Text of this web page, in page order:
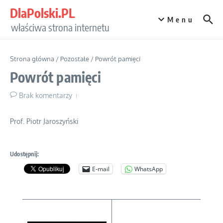
DlaPolski.PL
właściwa strona internetu
Menu
Strona główna / Pozostałe / Powrót pamięci
Powrót pamięci
Brak komentarzy
Prof. Piotr Jaroszyński
Udostępnij:
E-mail WhatsApp